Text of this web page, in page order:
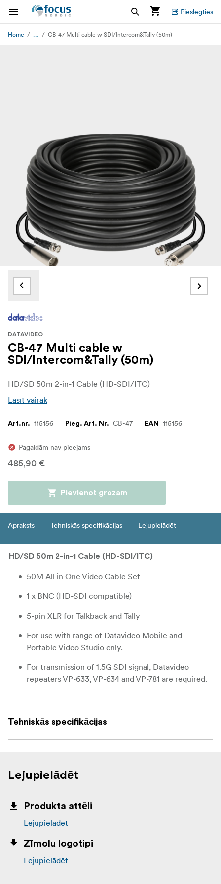
Pieslēgties
Home ... CB-47 Multi cable w SDI/Intercom&Tally (50m)
DATAVIDEO
CB-47 Multi cable w
SDI/Intercom&Tally (50m)
HD/SD 50m 2-in-1 Cable (HD-SDI/ITC)
Lasīt vairāk
Art.nr. 115156 Pieg. Art. Nr. CB-47 EAN 115156
Pagaidām nav pieejams
485,90 €
Pievienot grozam
Apraksts Tehniskās specifikācijas Lejupielādēt
HD/SD 50m 2-in-1 Cable (HD-SDI/ITC)
50M All in One Video Cable Set
1 x BNC (HD-SDI compatible)
5-pin XLR for Talkback and Tally
For use with range of Datavideo Mobile and
Portable Video Studio only.
For transmission of 1.5G SDI signal, Datavideo
repeaters VP-633, VP-634 and VP-781 are required.
Interface: 1 x 75Ω BNC for HD/SD-SDI video (3
Repeater: VP-633, VP-634, and VP-781
Intercom & Tally
Up to 1080i video transmission (HD/SD-SDI)
Range of Datavideo Mobile or Portable Video Studio
Tehniskās specifikācijas
Lejupielādēt
Produkta attēli
Lejupielādēt
Zīmolu logotipi
Lejupielādēt